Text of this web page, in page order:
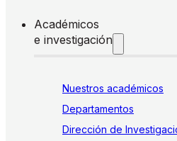
Académicos
e investigación
Nuestros académicos
Departamentos
Dirección de